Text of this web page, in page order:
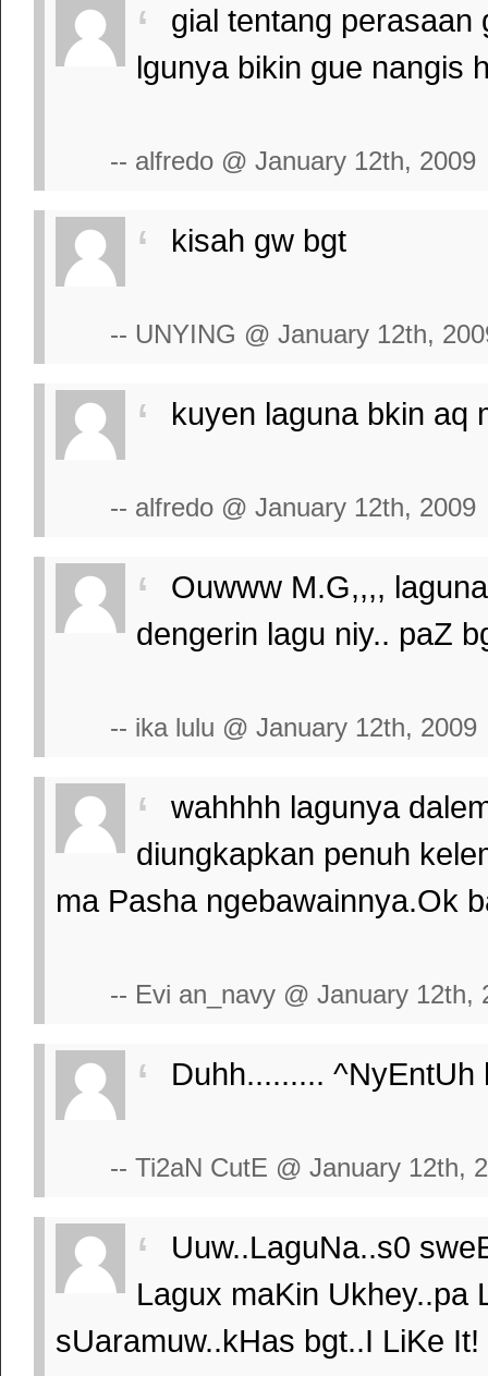
gial tentang perasaan
lgunya bikin gue nangis
-- alfredo @ January 12th, 2009
kisah gw bgt
-- UNYING @ January 12th,
kuyen laguna bkin aq
-- alfredo @ January 12th, 2009
Ouwww M.G,,,,
dengerin lagu niy.. paZ
-- ika lulu @ January 12th, 2009
wahhhh lagunya
diungkapkan penuh
ma Pasha ngebawainnya.Ok
-- Evi an_navy @ January 12th,
Duhh.........
-- Ti2aN CutE @ January 12th,
Uuw..LaguNa..s0
Lagux maKin Ukhey..pa
sUaramuw..kHas bgt..I LiKe It!